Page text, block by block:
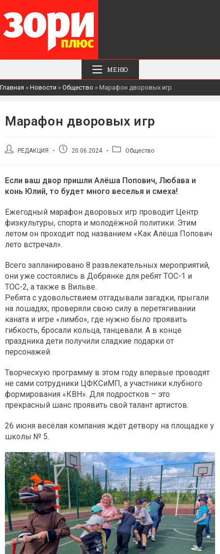
МЕНЮ
Главная » Новости » Общество » Марафон дворовых игр
Марафон дворовых игр
АвторРЕДАКЦИЯ
Запись20.06.2024
РубрикаОбщество
Если ваш двор пришли Алёша Попович, Любава и
конь Юлий, то будет много веселья и смеха!
Ежегодный марафон дворовых игр проводит Центр
физкультуры, спорта и молодёжной политики. Этим
летом он проходит под названием «Как Алёша Попович
лето встречал».
Всего запланировано 8 развлекательных мероприятий,
они уже состоялись в Добрянке для ребят ТОС-1 и
ТОС-2, а также в Вильве.
Ребята с удовольствием отгадывали загадки, прыгали
на лошадях, проверяли свою силу в перетягивании
каната и игре «лимбо», где нужно было проявить
гибкость, бросали кольца, танцевали. А в конце
праздника дети получили сладкие подарки от
персонажей.
Творческую программу в этом году впервые проводят
не сами сотрудники ЦФКСиМП, а участники клубного
формирования «КВН». Для подростков – это
прекрасный шанс проявить свой талант артистов.
26 июня весёлая компания ждёт детвору на площадке у
школы № 5.